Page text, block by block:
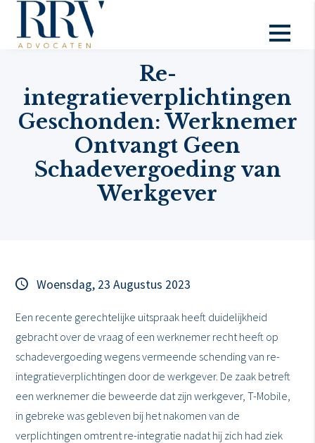
Re-
integratieverplichtingen
Geschonden: Werknemer
Ontvangt Geen
Schadevergoeding van
Werkgever
Woensdag, 23 Augustus 2023
Een recente gerechtelijke uitspraak heeft duidelijkheid
gebracht over de vraag of een werknemer recht heeft op
schadevergoeding wegens vermeende schending van re-
integratieverplichtingen door de werkgever. De zaak betreft
een werknemer die beweerde dat zijn werkgever, T-Mobile,
in gebreke was gebleven bij het nakomen van de
verplichtingen omtrent re-integratie nadat hij zich had ziek